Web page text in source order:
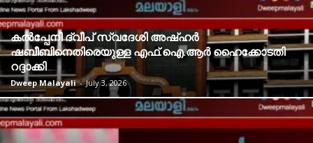
കൽപ്പേനി ദ്വീപ് സ്വദേശി അഷ്ഹർ
ഷബീബിനെതിരെയുള്ള എഫ്.ഐ.ആർ ഹൈക്കോടതി
റദ്ദാക്കി
Dweep Malayali - July 3, 2026